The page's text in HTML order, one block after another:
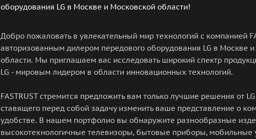
оборудования LG в Москве и Московской области!
Добро пожаловать в увлекательный мир технологий с компанией
авторизованным дилером передового оборудования LG в Москве
области. Мы приглашаем вас исследовать широкий спектр
LG - мировым лидером в области инновационных технологий.
FASTRUST стремится предложить вам только лучшие решения от
ставящего перед собой задачу изменить ваше представление о
удобстве. В нашем портфолио вы обнаружите разнообразные
высокотехнологичные телевизоры, бытовые приборы, мобильные